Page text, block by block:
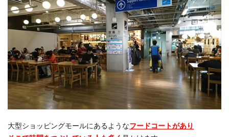
大型ショッピングモールにあるようなフードコートがあり